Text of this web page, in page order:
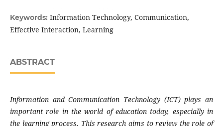
Keywords: Information Technology, Communication,
Effective Interaction, Learning
ABSTRACT
Information and Communication Technology (ICT) plays an
important role in the world of education today, especially in
the learning process. This research aims to review the role of